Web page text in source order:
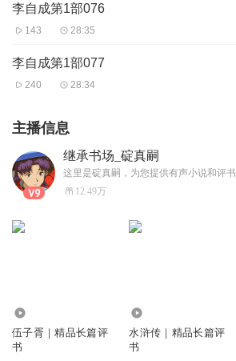
李自成第1部076
143 28:35
李自成第1部077
240 28:34
主播信息
继承书场_碇真嗣
这里是碇真嗣，为您提供有声小说和评书
12.49万
伍子胥｜精品长篇评
书
水浒传｜精品长篇评
书